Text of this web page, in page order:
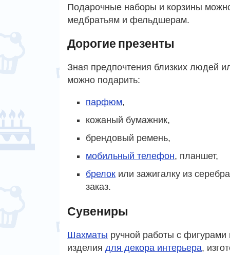
Подарочные наборы и корзины
медбратьям и фельдшерам.
Дорогие презенты
Зная предпочтения близких людей
можно подарить:
парфюм,
кожаный бумажник,
брендовый ремень,
мобильный телефон, планшет,
брелок или зажигалку из
заказ.
Сувениры
Шахматы ручной работы с
изделия для декора интерьера,